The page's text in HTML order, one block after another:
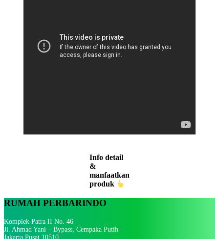
Info detail
&
manfaatkan
produk
RUMAH PERBARINDO
Komplek Patra II No. 46
Jl. Ahmad Yani – Bypass, Cempaka Putih
Jakarta Pusat 10510